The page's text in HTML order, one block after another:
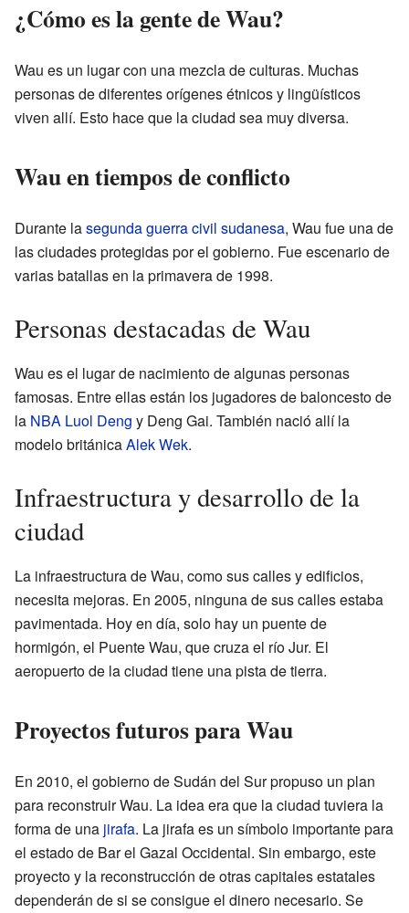
¿Cómo es la gente de Wau?
Wau es un lugar con una mezcla de culturas. Muchas
personas de diferentes orígenes étnicos y lingüísticos
viven allí. Esto hace que la ciudad sea muy diversa.
Wau en tiempos de conflicto
Durante lasegunda guerra civil sudanesa, Wau fue una de
las ciudades protegidas por el gobierno. Fue escenario de
varias batallas en la primavera de 1998.
Personas destacadas de Wau
Wau es el lugar de nacimiento de algunas personas
famosas. Entre ellas están los jugadores de baloncesto de
la NBA Luol Deng y Deng Gai. También nació allí la
modelo británicaAlek Wek.
Infraestructura y desarrollo de la
ciudad
La infraestructura de Wau, como sus calles y edificios,
necesita mejoras. En 2005, ninguna de sus calles estaba
pavimentada. Hoy en día, solo hay un puente de
hormigón, el Puente Wau, que cruza el río Jur. El
aeropuerto de la ciudad tiene una pista de tierra.
Proyectos futuros para Wau
En 2010, el gobierno de Sudán del Sur propuso un plan
para reconstruir Wau. La idea era que la ciudad tuviera la
forma de una jirafa. La jirafa es un símbolo importante para
el estado de Bar el Gazal Occidental. Sin embargo, este
proyecto y la reconstrucción de otras capitales estatales
dependerán de si se consigue el dinero necesario. Se